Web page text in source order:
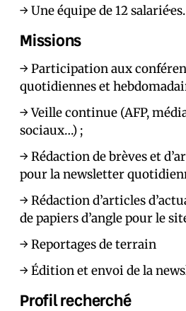
→ Une équipe de 12 salarié·es.
Missions
→ Participation aux
quotidiennes et
→ Veille continue (AFP,
sociaux…) ;
→ Rédaction de brèves et
pour la newsletter
→ Rédaction d’articles
de papiers d’angle pour le
→ Reportages de terrain
→ Édition et envoi de la
Profil recherché